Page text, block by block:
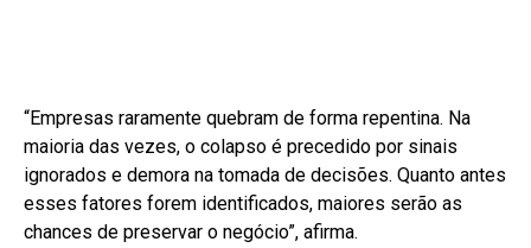
“Empresas raramente quebram de forma repentina. Na
maioria das vezes, o colapso é precedido por sinais
ignorados e demora na tomada de decisões. Quanto antes
esses fatores forem identificados, maiores serão as
chances de preservar o negócio”, afirma.